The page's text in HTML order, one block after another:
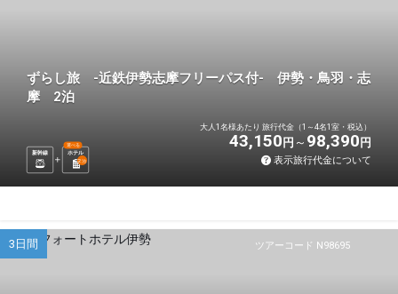
ずらし旅 -近鉄伊勢志摩フリーパス付- 伊勢・鳥羽・志
摩 2泊
新幹線 ホテル
選べる
2泊
大人1名様あたり 旅行代金（1～4名1室・税込）
43,150 円 98,390 円
表示旅行代金について
ツアーコード N98695
3日間